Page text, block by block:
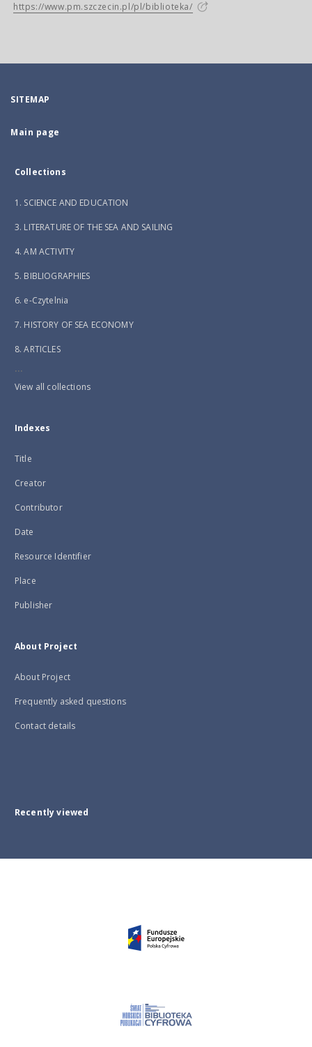
https://www.pm.szczecin.pl/pl/biblioteka/
SITEMAP
Main page
Collections
1. SCIENCE AND EDUCATION
3. LITERATURE OF THE SEA AND SAILING
4. AM ACTIVITY
5. BIBLIOGRAPHIES
6. e-Czytelnia
7. HISTORY OF SEA ECONOMY
8. ARTICLES
...
View all collections
Indexes
Title
Creator
Contributor
Date
Resource Identifier
Place
Publisher
About Project
About Project
Frequently asked questions
Contact details
Recently viewed